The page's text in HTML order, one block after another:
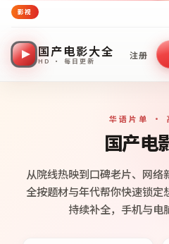
影视
国产电影大全
HD · 每日更新
注册
华语片单 ·
国产电
从院线热映到口碑老片、网
全按题材与年代帮你快速锁定
持续补全，手机与电